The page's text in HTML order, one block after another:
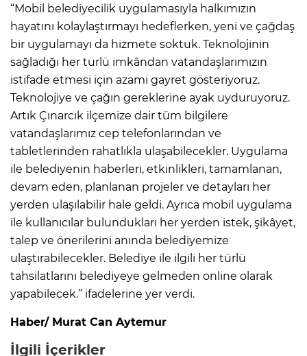
“Mobil belediyecilik uygulamasıyla halkımızın
hayatını kolaylaştırmayı hedeflerken, yeni ve çağdaş
bir uygulamayı da hizmete soktuk. Teknolojinin
sağladığı her türlü imkândan vatandaşlarımızın
istifade etmesi için azami gayret gösteriyoruz.
Teknolojiye ve çağın gereklerine ayak uyduruyoruz.
Artık Çınarcık ilçemize dair tüm bilgilere
vatandaşlarımız cep telefonlarından ve
tabletlerinden rahatlıkla ulaşabilecekler. Uygulama
ile belediyenin haberleri, etkinlikleri, tamamlanan,
devam eden, planlanan projeler ve detayları her
yerden ulaşılabilir hale geldi. Ayrıca mobil uygulama
ile kullanıcılar bulundukları her yerden istek, şikâyet,
talep ve önerilerini anında belediyemize
ulaştırabilecekler. Belediye ile ilgili her türlü
tahsilatlarını belediyeye gelmeden online olarak
yapabilecek.” ifadelerine yer verdi.
Haber/ Murat Can Aytemur
İlgili İçerikler